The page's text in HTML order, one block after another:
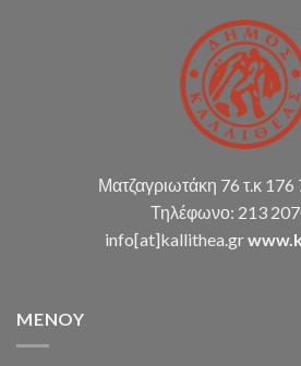
Ματζαγριωτάκη 76 τ.κ 176
Τηλέφωνο: 213
info[at]kallithea.gr
MENOY